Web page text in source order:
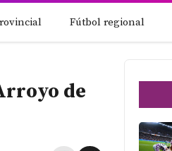
Fútbol regional
de